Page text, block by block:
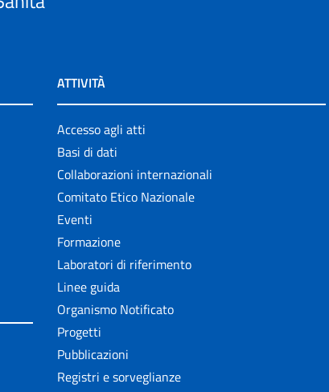
ATTIVITÀ
Accesso agli atti
Basi di dati
Collaborazioni internazionali
Comitato Etico Nazionale
Eventi
Formazione
Laboratori di riferimento
Linee guida
Organismo Notificato
Progetti
Pubblicazioni
Registri e sorveglianze